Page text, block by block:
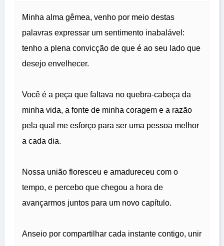
Minha alma gêmea, venho por meio destas
palavras expressar um sentimento inabalável:
tenho a plena convicção de que é ao seu lado que
desejo envelhecer.
Você é a peça que faltava no quebra-cabeça da
minha vida, a fonte de minha coragem e a razão
pela qual me esforço para ser uma pessoa melhor
a cada dia.
Nossa união floresceu e amadureceu com o
tempo, e percebo que chegou a hora de
avançarmos juntos para um novo capítulo.
Anseio por compartilhar cada instante contigo, unir